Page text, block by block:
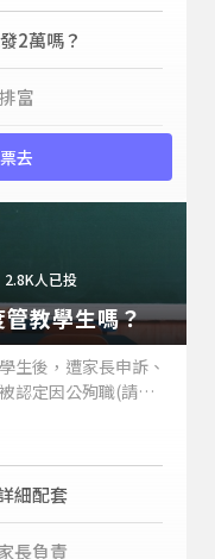
2萬嗎？
富
去
2.8K人已投
教學生嗎？
生後，遭家長申訴、
認定因公殉職(請見
生嗎？
細配套
長負責